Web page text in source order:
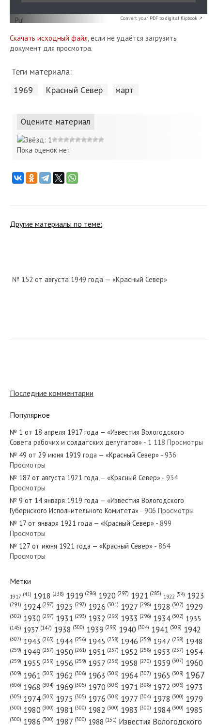
Convert your PDF to digital flipbook ↗
Скачать исходный файл, если не удаётся загрузить
документ для просмотра.
Теги материала:
1969 Красный Cевер март
Оцените материал
Пока оценок нет
Другие материалы по теме:
№ 152 от августа 1949 года — «Красный Север»
№ 45 от марта 1944 года — «Красный Север»
№ 238 от декабря 1953 года — «Красный Север»
№ 238 от ноября 1946 года — «Красный Север»
№ 263 от ноября 1933 года — «Красный Север»
№ 191 от августа 1974 года — «Красный Север»
Последние комментарии
Популярное
№ 1 от 18 апреля 1917 года — «Известия Вологодского
Совета рабочих и солдатских депутатов» - 1 118 Просмотры
№ 49 от 29 июня 1919 года — «Красный Север» - 936
Просмотры
№ 187 от августа 1921 года — «Красный Север» - 934
Просмотры
№ 9 от 14 января 1919 года — «Известия Вологодского
Губернского Исполнительного Комитета» - 906 Просмотры
№ 17 от января 1921 года — «Красный Север» - 899
Просмотры
№ 127 от июня 1921 года — «Красный Север» - 864
Просмотры
Метки
1917 (41) 1918 (238) 1919 (296) 1920 (297) 1921 (285) 1922 (54) 1923
(291) 1924 (297) 1925 (297) 1926 (301) 1927 (298) 1928 (302) 1929
(302) 1930 (297) 1931 (293) 1932 (295) 1933 (296) 1934 (302) 1935
(145) 1937 (147) 1938 (300) 1939 (299) 1940 (304) 1941 (309) 1942
(307) 1943 (265) 1944 (256) 1945 (258) 1946 (259) 1947 (258) 1948
(259) 1949 (257) 1950 (261) 1951 (257) 1952 (258) 1953 (257) 1954
(259) 1955 (259) 1956 (259) 1957 (256) 1958 (270) 1959 (307) 1960
(309) 1961 (305) 1962 (306) 1963 (306) 1964 (307) 1965 (309) 1967
(606) 1968 (304) 1969 (305) 1970 (306) 1971 (308) 1972 (306) 1973
(305) 1974 (305) 1975 (305) 1976 (306) 1977 (304) 1978 (300) 1979
(300) 1980 (300) 1981 (300) 1982 (300) 1983 (300) 1984 (300) 1985
(300) 1986 (300) 1987 (300) 1988 (151) Известия Вологодского